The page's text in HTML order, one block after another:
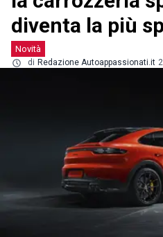
diventa la più
Novità
di Redazione Autoappassionati.it